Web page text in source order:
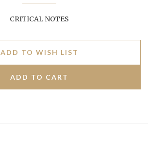
CRITICAL NOTES
ADD TO WISH LIST